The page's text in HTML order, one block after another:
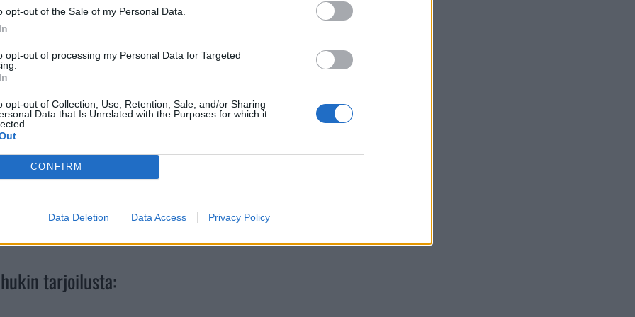
opt-out of the Sale of my Personal Data.
opt-out of processing my Personal Data for Targeted
opt-out of Collection, Use, Retention, Sale, and/or Sharing
Data that Is Unrelated with the Purposes for which it
CONFIRM
Data Deletion Data Access Privacy Policy
karkumatkalle Reinhartin illan toisella, mutta
Erik Haula, joka ohjasi ylivoimalla lukemat 1-
ennen loppua Jesper Bratt toi isännät jo maalin
loppulukemat olivat 3-4.
– Miro Heiskanen sai mahtavaa ylistystä
tarjoilusta: